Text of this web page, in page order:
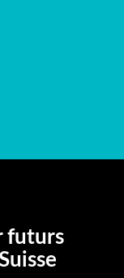
futurs